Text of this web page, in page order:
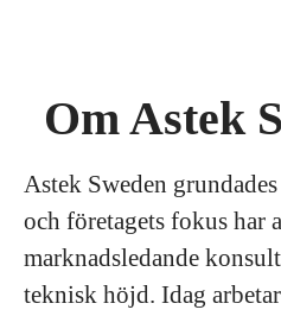
Om Astek
Astek Sweden
och företagets fokus har
marknadsledande
teknisk höjd. Idag